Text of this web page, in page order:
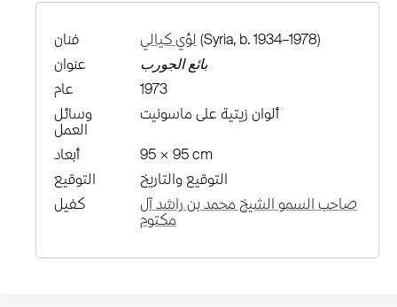
فنان لؤي كيالي (Syria, b. 1934–1978)
عنوان
بائع الجورب
عام
1973
وسائل
العمل
ألوان زيتية على ماسونيت
أبعاد
95 × 95 cm
التوقيع
التوقيع والتاريخ
كفيل
صاحب السمو الشيخ محمد بن راشد آل
مكتوم